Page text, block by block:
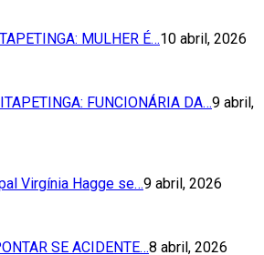
MULHER É…10 abril, 2026
FUNCIONÁRIA DA…9 abril,
Virgínia Hagge se…9 abril, 2026
SE ACIDENTE…8 abril, 2026